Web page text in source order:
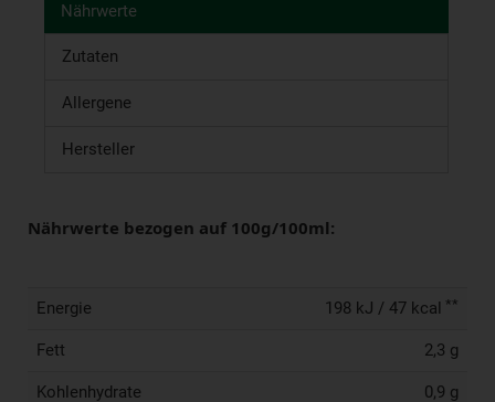
Nährwerte
Zutaten
Allergene
Hersteller
Nährwerte bezogen auf 100g/100ml:
Energie 198 kJ / 47 kcal **
Fett 2,3 g
Kohlenhydrate 0,9 g